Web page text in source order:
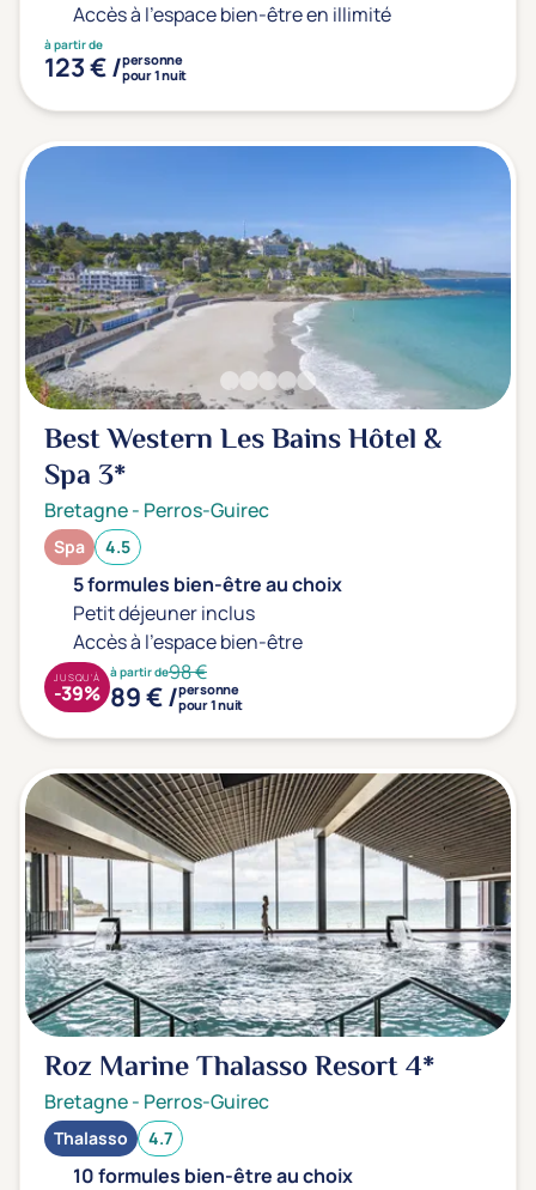
Accès à l'espace bien-être en illimité
à partir de
123 € /personne
pour 1 nuit
Best Western Les Bains Hôtel &
Spa 3*
Bretagne- Perros-Guirec
Spa 4.5
5 formules bien-être au choix
Petit déjeuner inclus
Accès à l'espace bien-être
à partir de98 €
89 € /personne
pour 1 nuit
JUSQU'À
-39%
Roz Marine Thalasso Resort4*
Bretagne- Perros-Guirec
Thalasso 4.7
10 formules bien-être au choix